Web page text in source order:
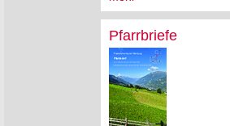
Pfarrbriefe